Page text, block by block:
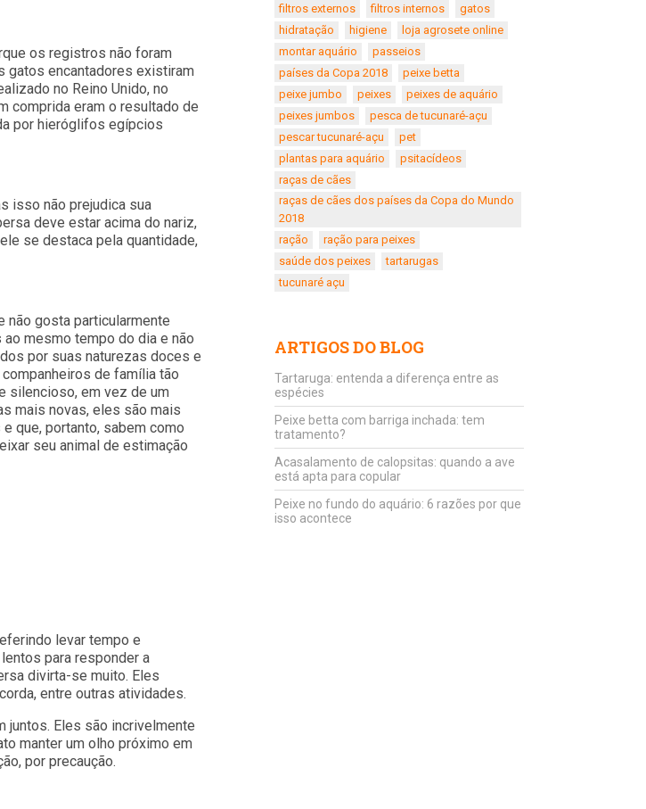
os registros não foram
gatos encantadores existiram
no Reino Unido, no
comprida eram o resultado de
por hieróglifos egípcios
isso não prejudica sua
deve estar acima do nariz,
se destaca pela quantidade,
não gosta particularmente
mesmo tempo do dia e não
por suas naturezas doces e
de família tão
silencioso, em vez de um
mais novas, eles são mais
que, portanto, sabem como
seu animal de estimação
levar tempo e
para responder a
divirta-se muito. Eles
entre outras atividades.
juntos. Eles são incrivelmente
manter um olho próximo em
por precaução.
filtros externos
filtros internos
gatos
hidratação
higiene
loja agrosete online
montar aquário
passeios
países da Copa 2018
peixe betta
peixe jumbo
peixes
peixes de aquário
peixes jumbos
pesca de tucunaré-açu
pescar tucunaré-açu
pet
plantas para aquário
psitacídeos
raças de cães
raças de cães dos países da Copa do Mundo
2018
ração
ração para peixes
saúde dos peixes
tartarugas
tucunaré açu
ARTIGOS DO BLOG
Tartaruga: entenda a diferença entre as
espécies
Peixe betta com barriga inchada: tem
tratamento?
Acasalamento de calopsitas: quando a ave
está apta para copular
Peixe no fundo do aquário: 6 razões por que
isso acontece